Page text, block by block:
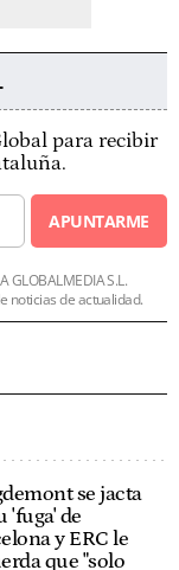
para recibir
APUNTARME
GLOBALMEDIA S.L.
noticias de actualidad.
se jacta
'fuga' de
y ERC le
que "solo